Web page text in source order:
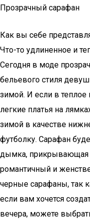
Прозрачный сарафан
Как вы себе
Что-то удлиненное и
Сегодня в моде
бельевого стиля
зимой. И если в
легкие платья на
зимой в качестве
футболку. Сарафан
дымка, прикрывающая
романтичный и
черные сарафаны, так
если вам хочется
вечера, можете